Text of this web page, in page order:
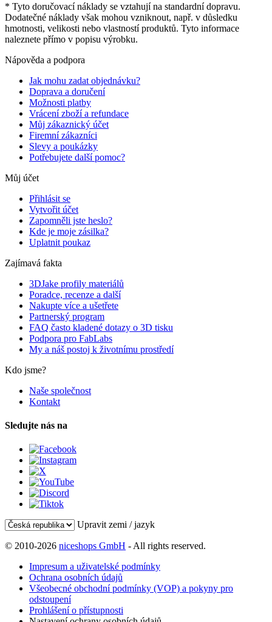
* Tyto doručovací náklady se vztahují na standardní dopravu.
Dodatečné náklady však mohou vzniknout, např. v důsledku
hmotnosti, velikosti nebo vlastností produktů. Tyto informace
naleznete přímo v popisu výrobku.
Nápověda a podpora
Jak mohu zadat objednávku?
Doprava a doručení
Možnosti platby
Vrácení zboží a refundace
Můj zákaznický účet
Firemní zákazníci
Slevy a poukázky
Potřebujete další pomoc?
Můj účet
Přihlásit se
Vytvořit účet
Zapomněli jste heslo?
Kde je moje zásilka?
Uplatnit poukaz
Zajímavá fakta
3DJake profily materiálů
Poradce, recenze a další
Nakupte více a ušetřete
Partnerský program
FAQ často kladené dotazy o 3D tisku
Podpora pro FabLabs
My a náš postoj k životnímu prostředí
Kdo jsme?
Naše společnost
Kontakt
Sledujte nás na
Upravit zemi / jazyk
© 2010-2026 niceshops GmbH - All rights reserved.
Impresum a uživatelské podmínky
Ochrana osobních údajů
Všeobecné obchodní podmínky (VOP) a pokyny pro
odstoupení
Prohlášení o přístupnosti